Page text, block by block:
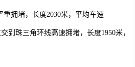
拥堵，长度2030米，平均车速
到珠三角环线高速拥堵，长度1950米，